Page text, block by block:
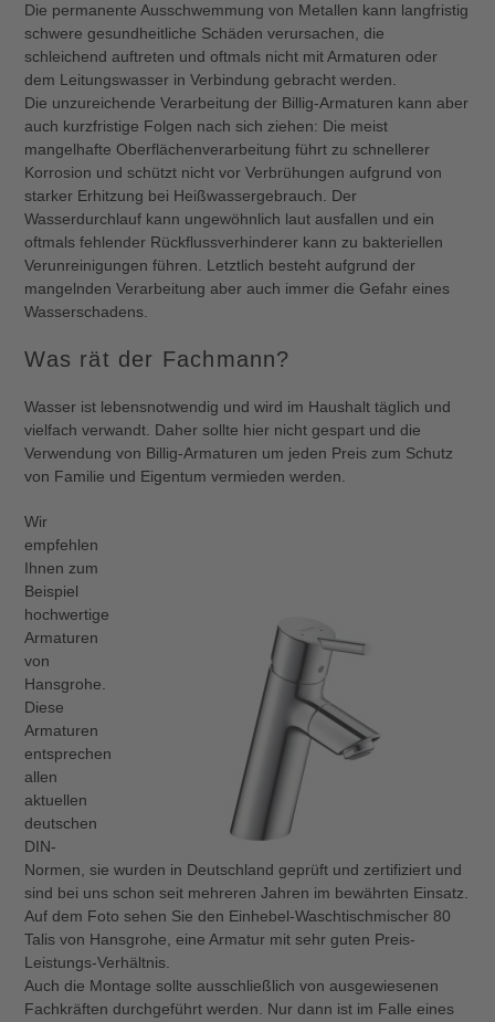
Die permanente Ausschwemmung von Metallen kann langfristig
schwere gesundheitliche Schäden verursachen, die
schleichend auftreten und oftmals nicht mit Armaturen oder
dem Leitungswasser in Verbindung gebracht werden.
Die unzureichende Verarbeitung der Billig-Armaturen kann aber
auch kurzfristige Folgen nach sich ziehen: Die meist
mangelhafte Oberflächenverarbeitung führt zu schnellerer
Korrosion und schützt nicht vor Verbrühungen aufgrund von
starker Erhitzung bei Heißwassergebrauch. Der
Wasserdurchlauf kann ungewöhnlich laut ausfallen und ein
oftmals fehlender Rückflussverhinderer kann zu bakteriellen
Verunreinigungen führen. Letztlich besteht aufgrund der
mangelnden Verarbeitung aber auch immer die Gefahr eines
Wasserschadens.
Was rät der Fachmann?
Wasser ist lebensnotwendig und wird im Haushalt täglich und
vielfach verwandt. Daher sollte hier nicht gespart und die
Verwendung von Billig-Armaturen um jeden Preis zum Schutz
von Familie und Eigentum vermieden werden.
Wir
empfehlen
Ihnen zum
Beispiel
hochwertige
Armaturen
von
Hansgrohe.
Diese
Armaturen
entsprechen
allen
aktuellen
deutschen
DIN-
Normen, sie wurden in Deutschland geprüft und zertifiziert und
sind bei uns schon seit mehreren Jahren im bewährten Einsatz.
Auf dem Foto sehen Sie den Einhebel-Waschtischmischer 80
Talis von Hansgrohe, eine Armatur mit sehr guten Preis-
Leistungs-Verhältnis.
Auch die Montage sollte ausschließlich von ausgewiesenen
Fachkräften durchgeführt werden. Nur dann ist im Falle eines